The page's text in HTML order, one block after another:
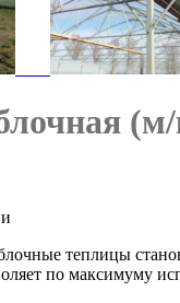
теплицы
по максимуму